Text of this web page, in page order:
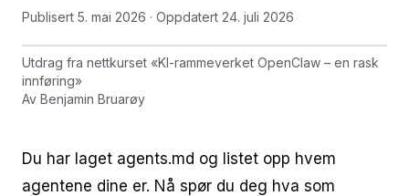
Publisert 5. mai 2026 · Oppdatert 24. juli 2026
Utdrag fra nettkurset «KI-rammeverket OpenClaw – en rask
innføring»
Av Benjamin Bruarøy
Du har laget agents.md og listet opp hvem
agentene dine er. Nå spør du deg hva som